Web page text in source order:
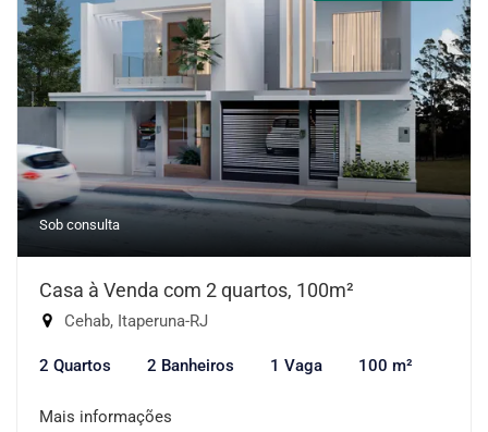
Sob consulta
Casa à Venda com 2 quartos, 100m²
Cehab, Itaperuna-RJ
2 Quartos 2 Banheiros 1 Vaga 100 m²
Mais informações